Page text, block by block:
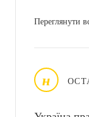
Переглянути
н